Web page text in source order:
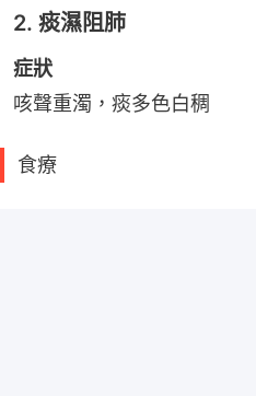
2. 痰濕阻肺
症狀
咳聲重濁，痰多色白稠
食療